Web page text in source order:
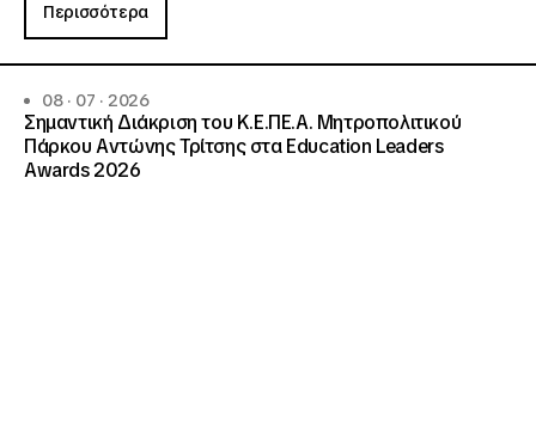
Περισσότερα
08 · 07 · 2026
Σημαντική Διάκριση του Κ.Ε.ΠΕ.Α. Μητροπολιτικού
Πάρκου Αντώνης Τρίτσης στα Education Leaders
Awards 2026